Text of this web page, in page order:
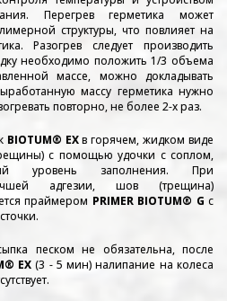
Перегрев герметика может
структуры, что повлияет на
Разогрев следует производить
необходимо положить 1/3 объема
массе, можно докладывать
массу герметика нужно
повторно, не более 2-х раз.
BIOTUM® EXв горячем, жидком виде
с помощью удочки с соплом,
уровень заполнения. При
адгезии, шов (трещина)
праймером PRIMER BIOTUM® G с
песком не обязательна, после
EX(3 - 5 мин) налипание на колеса